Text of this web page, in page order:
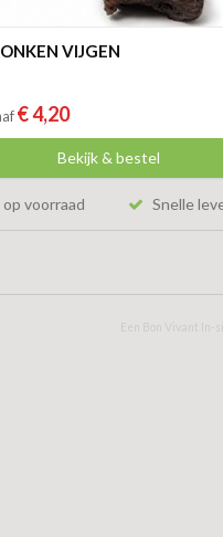
VIJGEN
€ 4,20
Bekijk & bestel
voorraad Snelle
Een Bon Vivant In-